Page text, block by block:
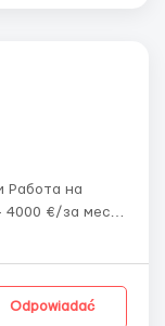
Odpowiadać